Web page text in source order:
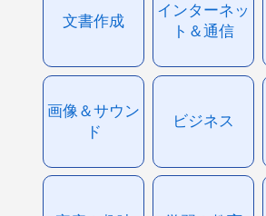
文書作成
インターネッ
ト＆通信
画像＆サウン
ド
ビジネス